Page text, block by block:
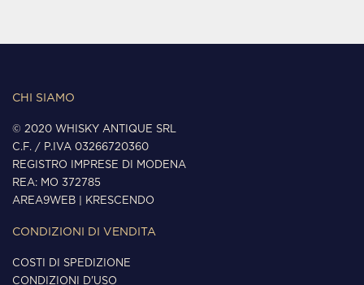
CHI SIAMO
© 2020 WHISKY ANTIQUE SRL
C.F. / P.IVA 03266720360
REGISTRO IMPRESE DI MODENA
REA: MO 372785
AREA9WEB
KRESCENDO
CONDIZIONI DI VENDITA
COSTI DI SPEDIZIONE
CONDIZIONI D'USO